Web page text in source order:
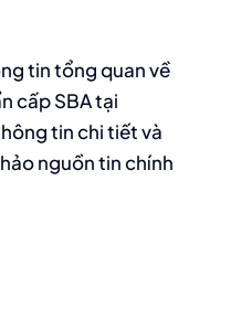
tin tổng quan về
cấp SBA tại
tin chi tiết và
nguồn tin chính